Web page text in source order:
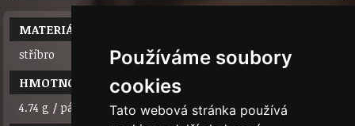
Používáme soubory
cookies
Tato webová stránka používá
MATERIÁL
stříbro
HMOTNOST
4.74 g / pár